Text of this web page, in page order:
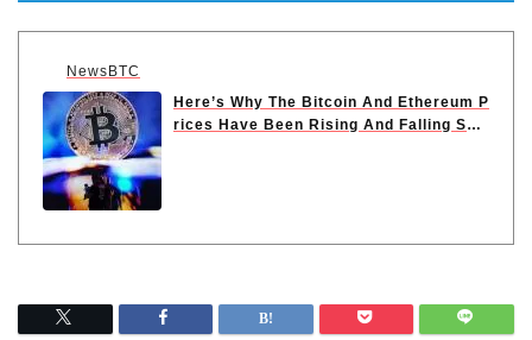
NewsBTC
Here’s Why The Bitcoin And Ethereum P
rices Have Been Rising And Falling Sha